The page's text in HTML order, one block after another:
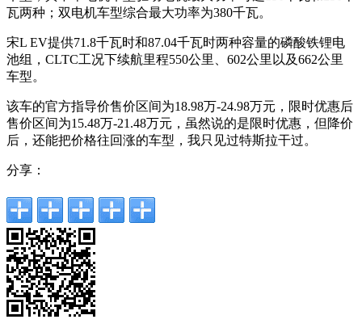
瓦两种；双电机车型综合最大功率为380千瓦。
宋L EV提供71.8千瓦时和87.04千瓦时两种容量的磷酸铁锂电
池组，CLTC工况下续航里程550公里、602公里以及662公里
车型。
该车的官方指导价售价区间为18.98万-24.98万元，限时优惠后
售价区间为15.48万-21.48万元，虽然说的是限时优惠，但降价
后，还能把价格往回涨的车型，我只见过特斯拉干过。
分享：